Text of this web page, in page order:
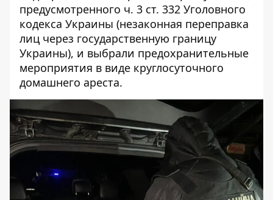
предусмотренного ч. 3 ст. 332 Уголовного
кодекса Украины (незаконная переправка
лиц через государственную границу
Украины), и выбрали предохранительные
мероприятия в виде круглосуточного
домашнего ареста.